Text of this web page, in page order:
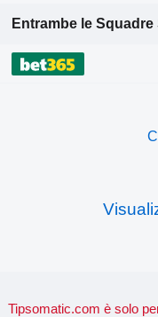
Entrambe le
Tipsomatic.com è solo